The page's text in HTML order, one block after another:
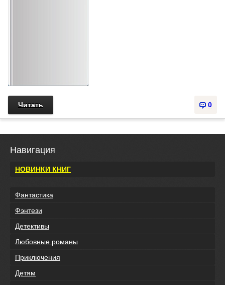
0
Читать
Навигация
НОВИНКИ КНИГ
Фантастика
Фэнтези
Детективы
Любовные романы
Приключения
Детям